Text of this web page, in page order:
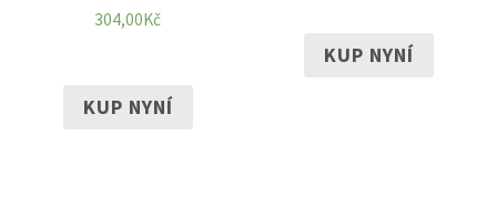
304,00Kč
KUP NYNÍ
KUP NYNÍ